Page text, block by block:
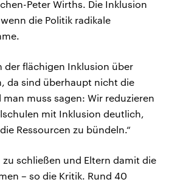
Peter Wirths. Die Inklusion
die Politik radikale
der flächigen Inklusion über
da sind überhaupt nicht die
man muss sagen: Wir reduzieren
mit Inklusion deutlich,
Ressourcen zu bündeln.“
schließen und Eltern damit die
– so die Kritik. Rund 40